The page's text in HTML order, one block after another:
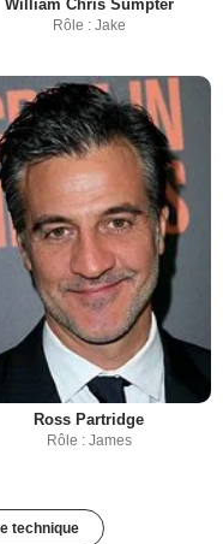
William Chris Sumpter
Rôle : Jake
Ross Partridge
Rôle : James
technique